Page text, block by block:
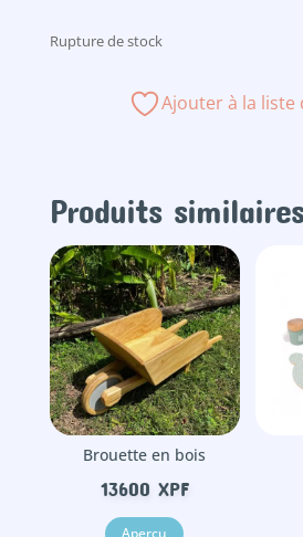
Rupture de stock
Ajouter à la liste
Produits similaires
Brouette en bois
13600 XPF
Aperçu